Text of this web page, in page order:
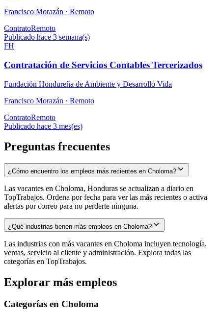
Francisco Morazán · Remoto
ContratoRemoto
Publicado hace 3 semana(s)
FH
Contratación de Servicios Contables Tercerizados
Fundación Hondureña de Ambiente y Desarrollo Vida
Francisco Morazán · Remoto
ContratoRemoto
Publicado hace 3 mes(es)
Preguntas frecuentes
¿Cómo encuentro los empleos más recientes en Choloma?
Las vacantes en Choloma, Honduras se actualizan a diario en
TopTrabajos. Ordena por fecha para ver las más recientes o activa
alertas por correo para no perderte ninguna.
¿Qué industrias tienen más empleos en Choloma?
Las industrias con más vacantes en Choloma incluyen tecnología,
ventas, servicio al cliente y administración. Explora todas las
categorías en TopTrabajos.
Explorar más empleos
Categorías en Choloma